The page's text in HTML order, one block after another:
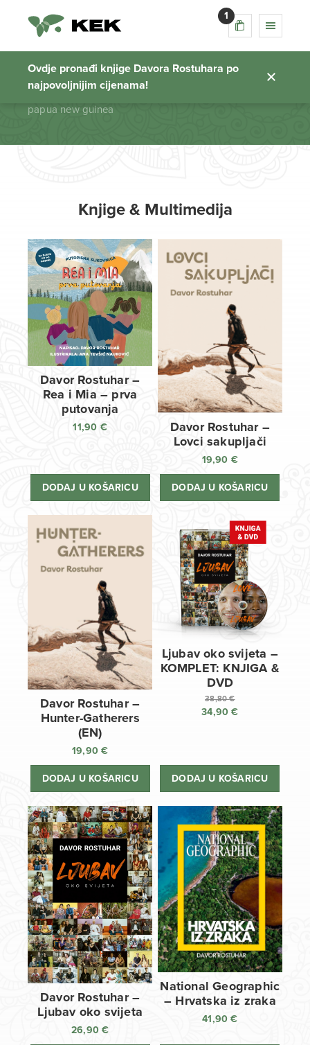
1
Ovdje pronađi knjige Davora Rostuhara po
najpovoljnijim cijenama!
papua new guinea
Početna stranica
papua new guinea
Knjige & Multimedija
Davor Rostuhar –
Rea i Mia – prva
putovanja
11,90 €
DODAJ U KOŠARICU
Davor Rostuhar –
Lovci sakupljači
19,90 €
DODAJ U KOŠARICU
Davor Rostuhar –
Hunter-Gatherers
(EN)
19,90€
DODAJ U KOŠARICU
Ljubav oko svijeta –
KOMPLET: KNJIGA &
DVD
38,80€
Izvorna
38,80 €.
34,90€
34,90 €.
DODAJ U KOŠARICU
Davor Rostuhar –
Ljubav oko svijeta
26,90€
National Geographic
– Hrvatska iz zraka
41,90€